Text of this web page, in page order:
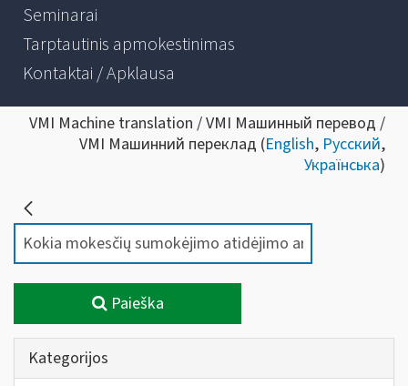
Seminarai
Tarptautinis apmokestinimas
Kontaktai / Apklausa
VMI Machine translation / VMI Машинный перевод /
VMI Машинний переклад (English, Русский,
Українська)
Paieška
Kategorijos